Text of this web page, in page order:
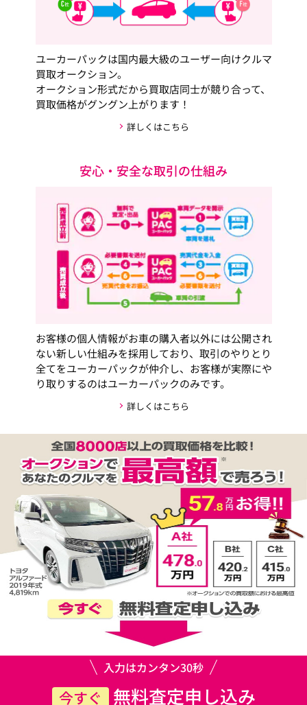
ユーカーパックは国内最大級のユーザー向けクルマ
買取オークション。
オークション形式だから買取店同士が競り合って、
買取価格がグングン上がります！
詳しくはこちら
安心・安全な取引の仕組み
お客様の個人情報がお車の購入者以外には公開され
ない新しい仕組みを採用しており、取引のやりとり
全てをユーカーパックが仲介し、お客様が実際にや
り取りするのはユーカーパックのみです。
詳しくはこちら
入力はカンタン30秒
今すぐ 無料査定申し込み